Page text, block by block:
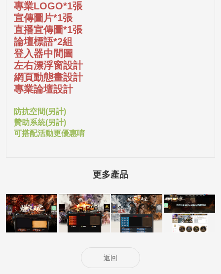
專業LOGO*1張
宣傳圖片*1張
直播宣傳圖*1張
論壇標語*2組
登入器中間圖
左右漂浮窗設計
網頁動態畫設計
專業論壇設計
防抗空間(另計)
贊助系統(另計)
可搭配活動更優惠唷
更多產品
5000客戶展示案
例15
5000客戶展示案
例14
5000客戶展示案
例13
15000客戶展示
案例6
返回